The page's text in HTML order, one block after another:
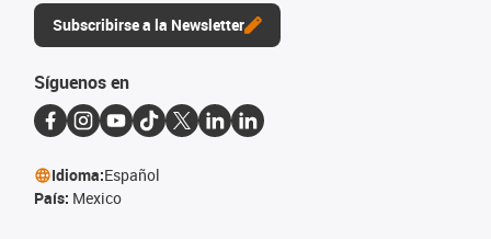
Subscribirse a la Newsletter
Síguenos en
Idioma:Español
País: Mexico